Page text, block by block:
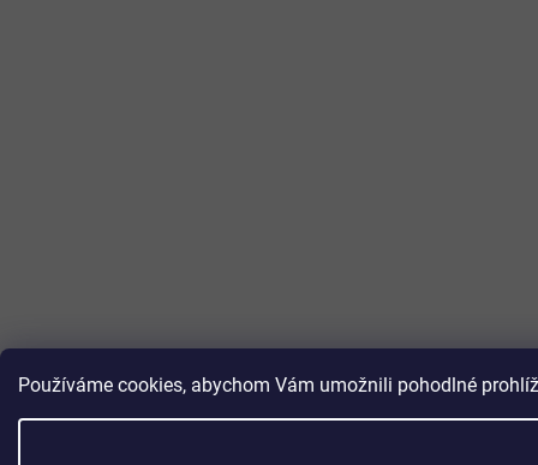
Používáme cookies, abychom Vám umožnili pohodlné